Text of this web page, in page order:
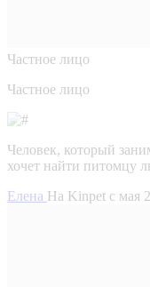
Частное лицо
Частное лицо
Человек, который
хочет найти питомцу
Елена На Kinpet c мая